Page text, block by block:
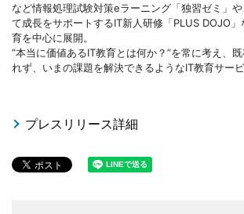
など情報処理試験対策eラーニング「独習ゼミ」
て成長をサポートするIT新人研修「PLUS DOJO
育を中心に展開。
”本当に価値あるIT教育とは何か？”を常に考え、
れず、いまの課題を解決できるようなIT教育サー
プレスリリース詳細